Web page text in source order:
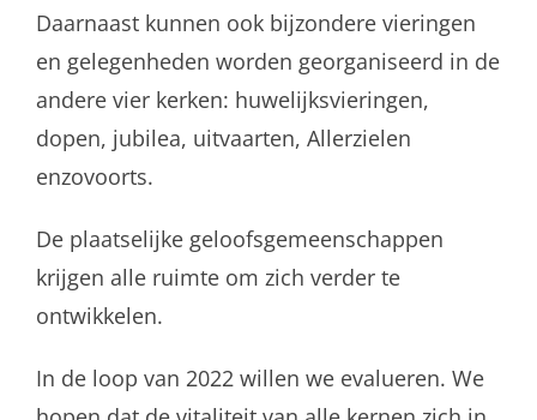
Daarnaast kunnen ook bijzondere vieringen
en gelegenheden worden georganiseerd in de
andere vier kerken: huwelijksvieringen,
dopen, jubilea, uitvaarten, Allerzielen
enzovoorts.
De plaatselijke geloofsgemeenschappen
krijgen alle ruimte om zich verder te
ontwikkelen.
In de loop van 2022 willen we evalueren. We